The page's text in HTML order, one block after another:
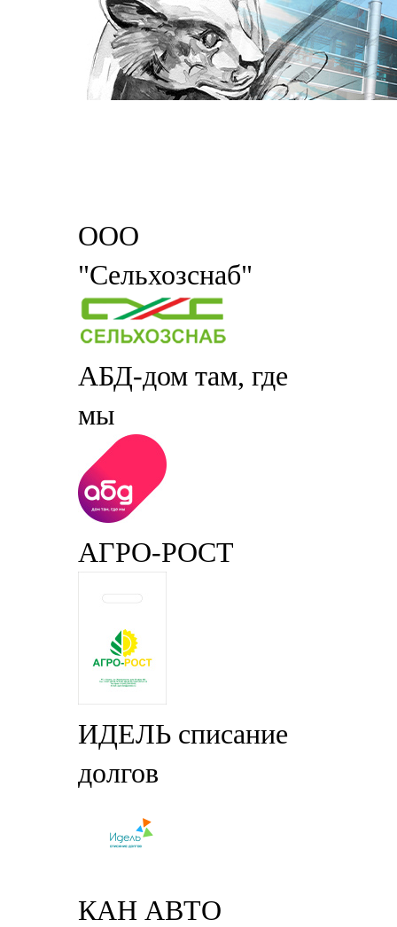
ООО
"Сельхозснаб"
АБД-дом там, где
мы
АГРО-РОСТ
ИДЕЛЬ списание
долгов
КАН АВТО